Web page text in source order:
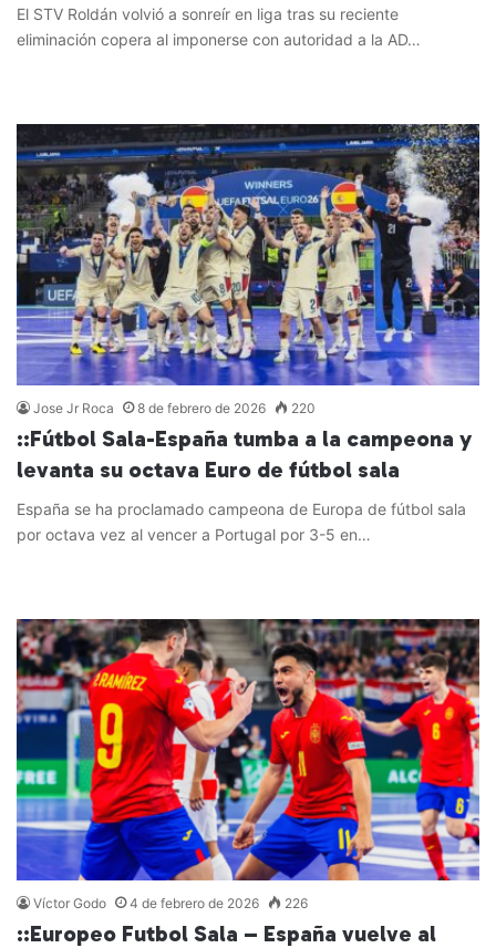
El STV Roldán volvió a sonreír en liga tras su reciente
eliminación copera al imponerse con autoridad a la AD…
Jose Jr Roca 8 de febrero de 2026 220
::Fútbol Sala-España tumba a la campeona y
levanta su octava Euro de fútbol sala
España se ha proclamado campeona de Europa de fútbol sala
por octava vez al vencer a Portugal por 3-5 en…
Víctor Godo 4 de febrero de 2026 226
::Europeo Futbol Sala – España vuelve al